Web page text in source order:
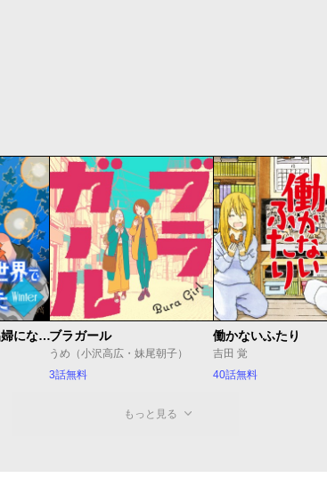
JKハルは異世界で娼婦になった Winterブラガール
うめ（小沢高広・妹尾朝子）
3話無料
働かないふたり
吉田 覚
40話無料
もっと見る